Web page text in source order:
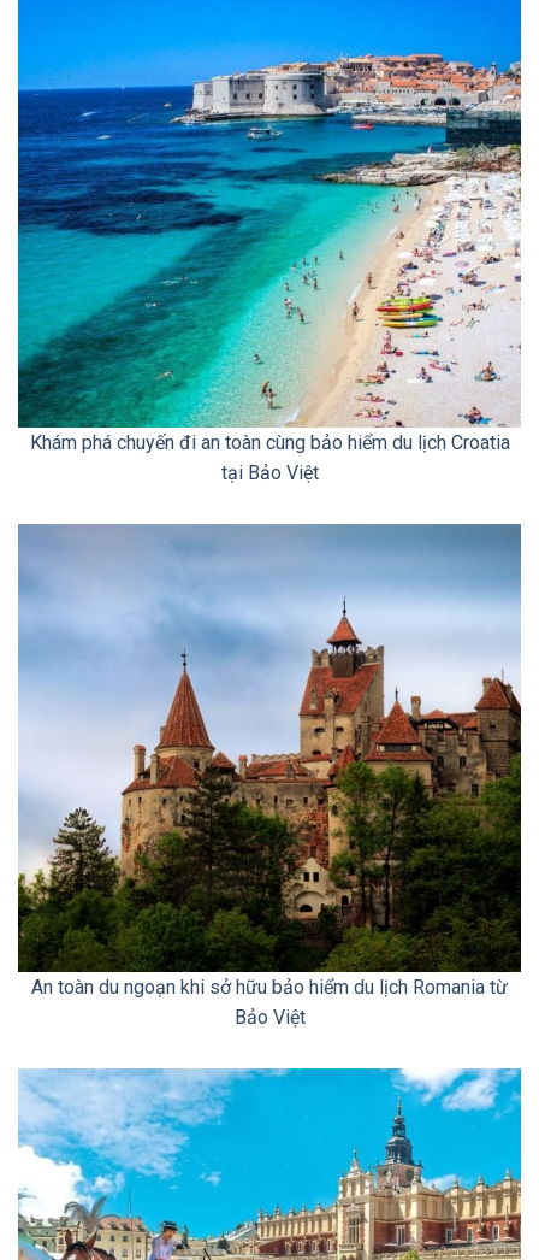
Khám phá chuyến đi an toàn cùng bảo hiểm du lịch Croatia
tại Bảo Việt
An toàn du ngoạn khi sở hữu bảo hiểm du lịch Romania từ
Bảo Việt